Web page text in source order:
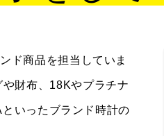
ド商品を担当していま
財布、18Kやプラチナ
いったブランド時計の